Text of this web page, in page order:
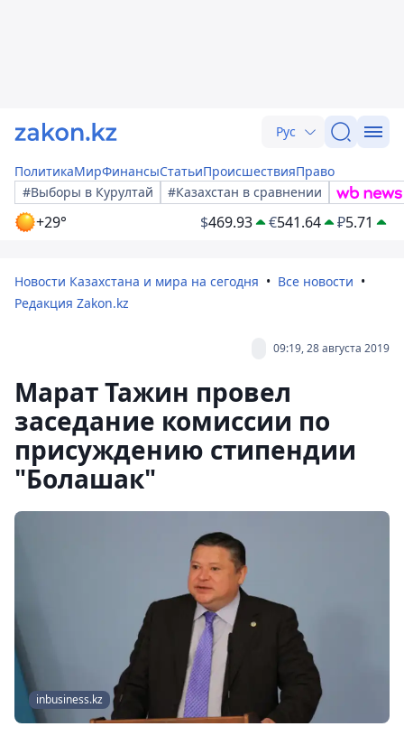
Рус
ПолитикаМирФинансыСтатьиПроисшествияПраво
#Выборы в Курултай
#Казахстан в сравнении
+29° $469.93 €541.64 ₽5.71
Новости Казахстана и мира на сегодня
Все новости
Редакция Zakon.kz
09:19, 28 августа 2019
Марат Тажин провел
заседание комиссии по
присуждению стипендии
"Болашак"
inbusiness.kz